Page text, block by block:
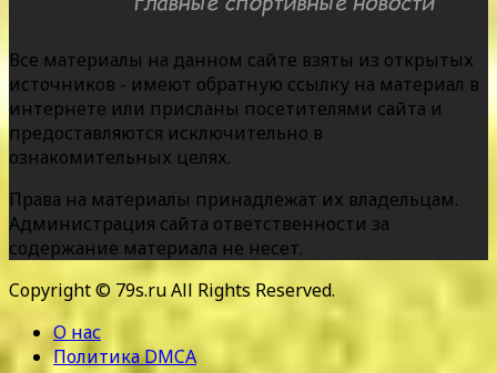
Все материалы на данном сайте взяты из открытых
источников - имеют обратную ссылку на материал в
интернете или присланы посетителями сайта и
предоставляются исключительно в
ознакомительных целях.
Права на материалы принадлежат их владельцам.
Администрация сайта ответственности за
содержание материала не несет.
Copyright © 79s.ru All Rights Reserved.
О нас
Политика DMCA